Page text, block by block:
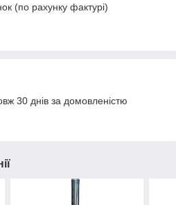
(по рахунку фактурі)
30 днів за домовленістю